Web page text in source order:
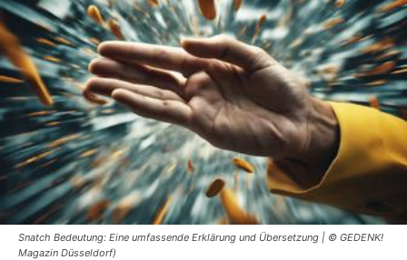
Snatch Bedeutung: Eine umfassende Erklärung und Übersetzung | © GEDENK!
Magazin Düsseldorf)